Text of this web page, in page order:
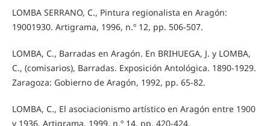
LOMBA SERRANO, C., Pintura regionalista en Aragón:
19001930. Artigrama, 1996, n.º 12, pp. 506-507.
LOMBA, C., Barradas en Aragón. En BRIHUEGA, J. y LOMBA,
C., (comisarios), Barradas. Exposición Antológica. 1890-1929.
Zaragoza: Gobierno de Aragón, 1992, pp. 65-82.
LOMBA, C., El asociacionismo artístico en Aragón entre 1900
y 1936, Artigrama, 1999, n.º 14, pp. 420-424.